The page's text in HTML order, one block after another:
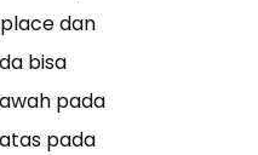
dan
bisa
pada
pada